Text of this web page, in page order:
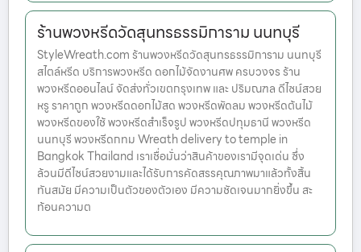
ร้านพวงหรีดวัดสุนทรธรรมิการาม นนทบุรี
StyleWreath.com ร้านพวงหรีดวัดสุนทรธรรมิการาม นนทบุรี
สไตล์หรีด บริการพวงหรีด ดอกไม้จัดงานศพ ครบวงจร ร้าน
พวงหรีดออนไลน์ จัดส่งทั่วเขตกรุงเทพ และ ปริมณฑล ดีไซน์สวย
หรู ราคาถูก พวงหรีดดอกไม้สด พวงหรีดพัดลม พวงหรีดต้นไม้
พวงหรีดของใช้ พวงหรีดสำเร็จรูป พวงหรีดปทุมธานี พวงหรีด
นนทบุรี พวงหรีดกทม Wreath delivery to temple in
Bangkok Thailand เราเชื่อมั่นว่าสินค้าของเรามีจุดเด่น ซึ่ง
ล้วนมีดีไซน์สวยงามและได้รับการคัดสรรคุณภาพมาแล้วทั้งสิ้น
ทันสมัย มีความเป็นตัวของตัวเอง มีความชัดเจนมากยิ่งขึ้น สะ
ท้อนความต